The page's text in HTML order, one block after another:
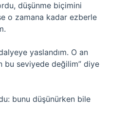
düşünme biçimini
o zamana kadar ezberle
yaslandım. O an
bu seviyede değilim” diye
bunu düşünürken bile